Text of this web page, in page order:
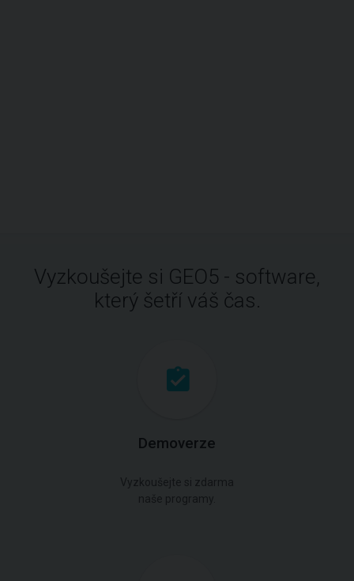
Vyzkoušejte si GEO5 - software,
který šetří váš čas.
Demoverze
Vyzkoušejte si zdarma
naše programy.